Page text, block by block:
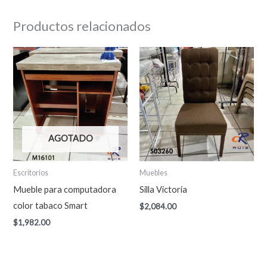
Productos relacionados
AGOTADO
Escritorios
Mueble para computadora
color tabaco Smart
$1,982.00
Muebles
Silla Victoria
$2,084.00